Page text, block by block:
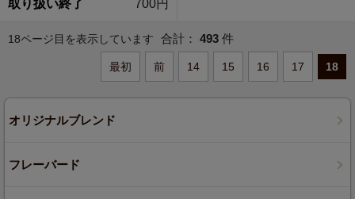
取り扱い終了
700円
18ページ目を表示しています 合計： 493 件
最初 前 14 15 16 17 18
オリジナルブレンド
フレーバード